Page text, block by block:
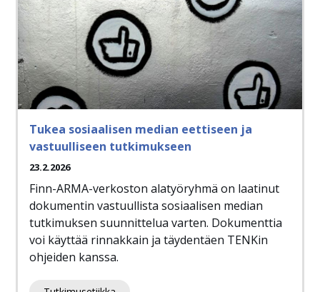
Tukea sosiaalisen median eettiseen ja
vastuulliseen tutkimukseen
23.2.2026
Finn-ARMA-verkoston alatyöryhmä on laatinut
dokumentin vastuullista sosiaalisen median
tutkimuksen suunnittelua varten. Dokumenttia
voi käyttää rinnakkain ja täydentäen TENKin
ohjeiden kanssa.